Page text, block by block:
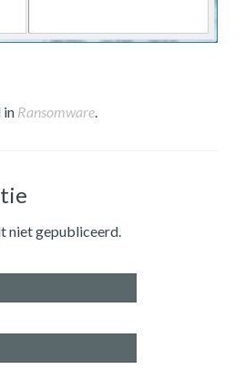
in Ransomware.
niet gepubliceerd.